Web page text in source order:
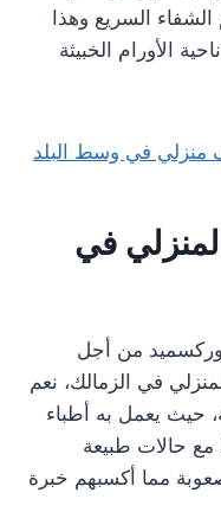
السريع وهذا
الأورام الخبيثة
منزلي في وسط البلد
في
من أجل
في الزمالك، نعم
حيث يعمل به أطباء
مع حالات طبيعة
مما أكسبهم خبرة